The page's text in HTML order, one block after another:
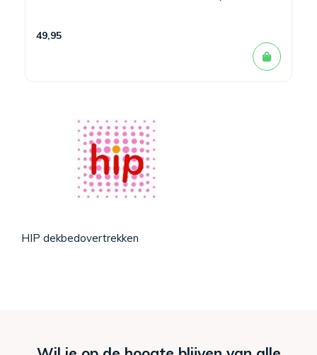
49,95
HIP dekbedovertrekken